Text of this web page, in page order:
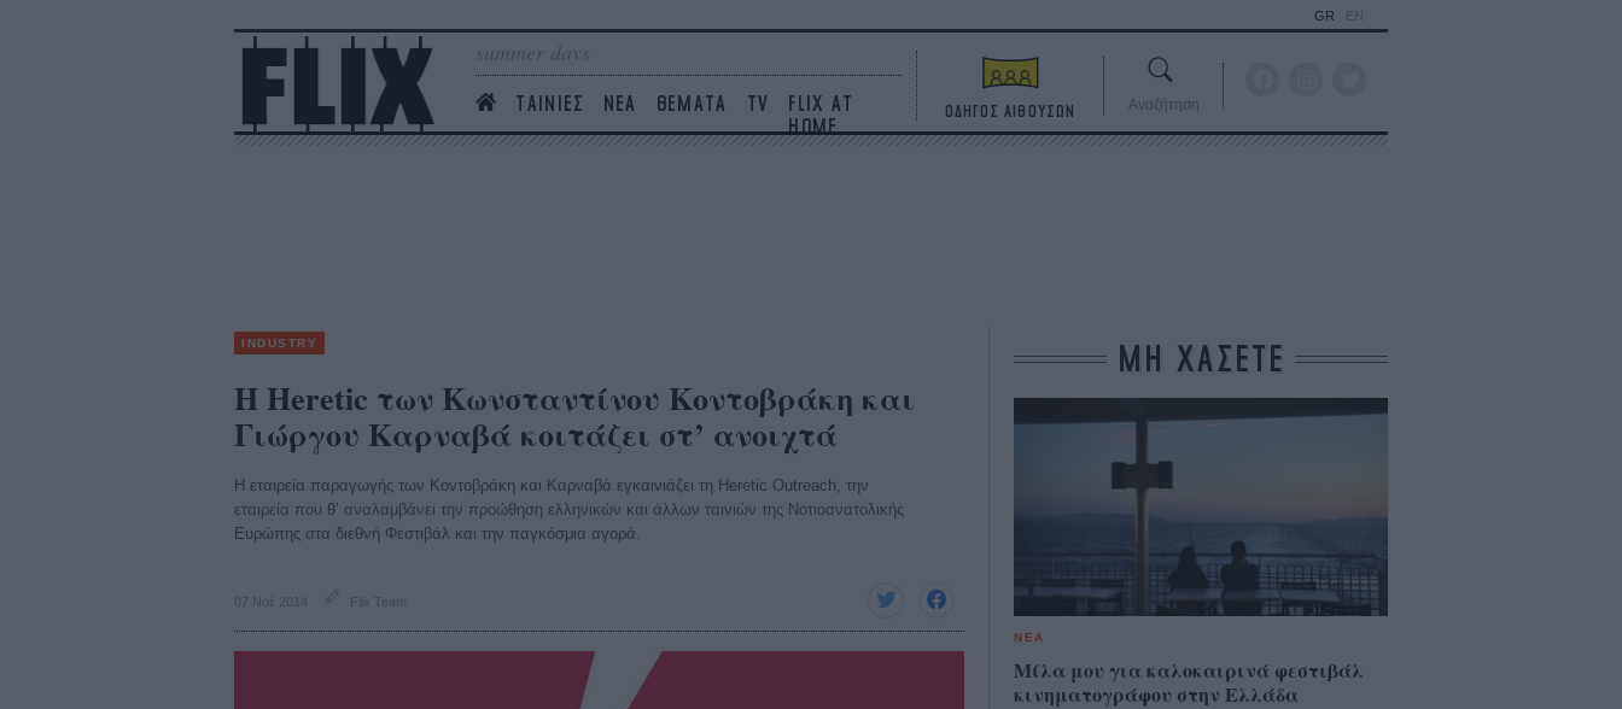
summer days
ΤΑΙΝΙΕΣ ΝΕΑ ΘΕΜΑΤΑ TV
FLIX AT
HOME
GR EN
ΟΔΗΓΟΣ ΑΙΘΟΥΣΩΝ Αναζήτηση
INDUSTRY
Η Heretic των Κωνσταντίνου Κοντοβράκη και
Γιώργου Καρναβά κοιτάζει στ’ ανοιχτά
Η εταιρεία παραγωγής των Κοντοβράκη και Καρναβά εγκαινιάζει τη Heretic Outreach, την
εταιρεία που θ’ αναλαμβάνει την προώθηση ελληνικών και άλλων ταινιών της Νοτιοανατολικής
Ευρώπης στα διεθνή Φεστιβάλ και την παγκόσμια αγορά.
07 Νοέ 2014 Flix Team
ΜΗ ΧΑΣΕΤΕ
ΝΕΑ
Μίλα μου για καλοκαιρινά φεστιβάλ
κινηματογράφου στην Ελλάδα